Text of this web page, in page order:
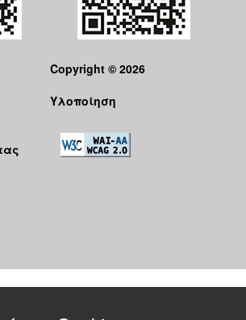
Copyright © 2026
Υλοποίηση